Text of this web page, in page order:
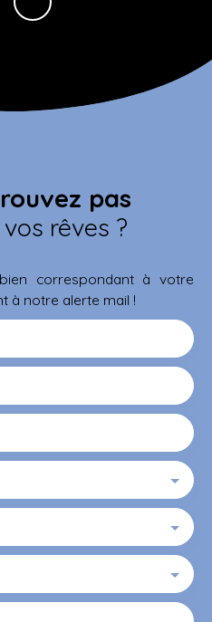
pas
rêves ?
correspondant à votre
à notre alerte mail !